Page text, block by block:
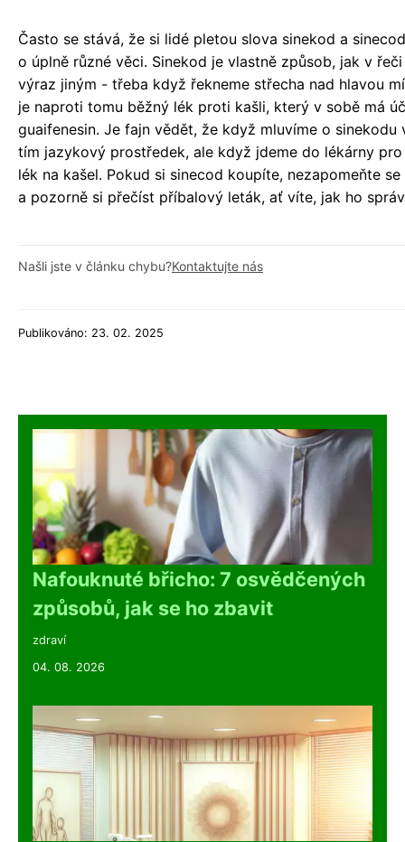
Často se stává, že si lidé pletou slova sinekod a
o úplně různé věci. Sinekod je vlastně způsob, jak v
výraz jiným - třeba když řekneme střecha nad hlavou
je naproti tomu běžný lék proti kašli, který v sobě má
guaifenesin. Je fajn vědět, že když mluvíme o sinekodu
tím jazykový prostředek, ale když jdeme do lékárny
lék na kašel. Pokud si sinecod koupíte, nezapomeňte
a pozorně si přečíst příbalový leták, ať víte, jak ho
Našli jste v článku chybu?Kontaktujte nás
Publikováno: 23. 02. 2025
Nafouknuté břicho: 7 osvědčených
způsobů, jak se ho zbavit
zdraví
04. 08. 2026